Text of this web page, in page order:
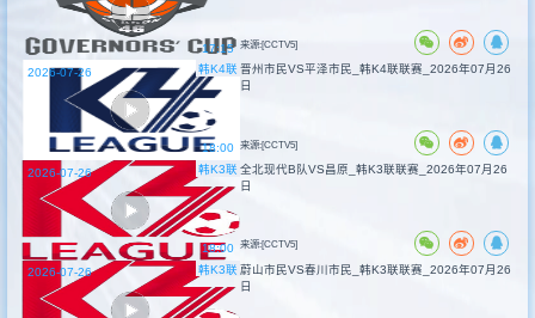
17:15 来源:[CCTV5]
韩K4联
18:00
2026-07-26
晋州市民VS平泽市民_韩K4联联赛_2026年07月26
日
来源:[CCTV5]
韩K3联
18:00
2026-07-26
全北现代B队VS昌原_韩K3联联赛_2026年07月26
日
来源:[CCTV5]
韩K3联
2026-07-26
蔚山市民VS春川市民_韩K3联联赛_2026年07月26
日